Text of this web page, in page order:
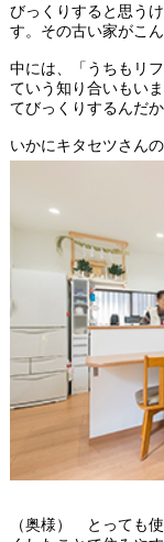
びっくりすると思う
す。その古い家がこ
中には、「うちもリ
ていう知り合いもい
てびっくりするんだか
いかにキタセツさん
（奥様） とっても